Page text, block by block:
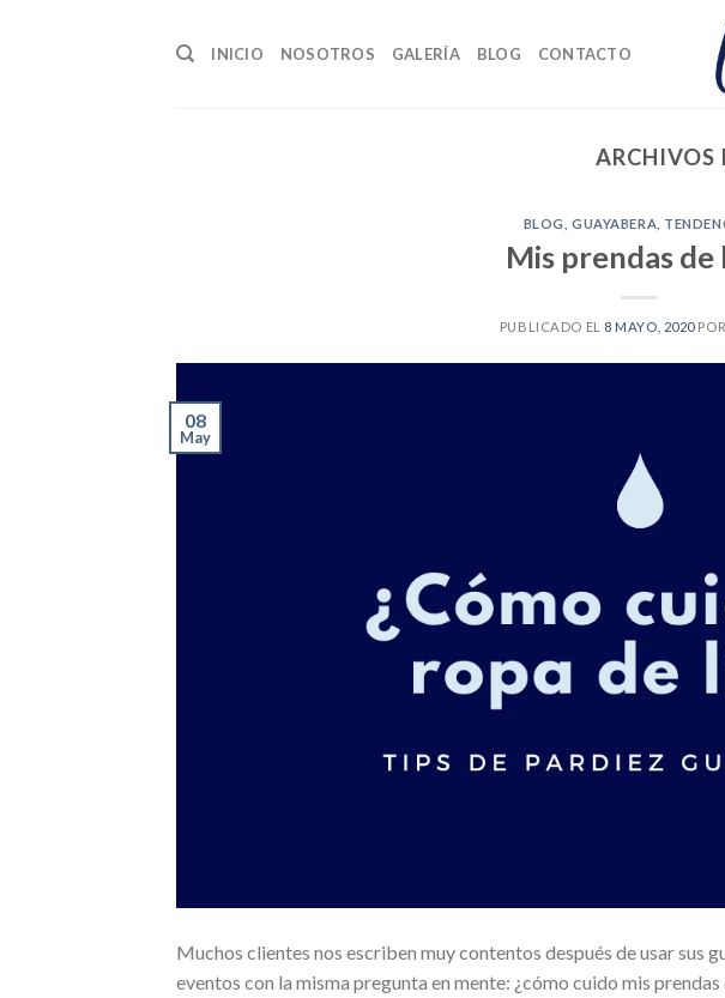
INICIO NOSOTROS GALERÍA BLOG CONTACTO
ARCHIVOS
BLOG ,GUAYABERA
Mis prendas de
PUBLICADO EL 8 MAYO, 2020POR
08
May
Muchos clientes nos escriben muy contentos después de usar sus
eventos con la misma pregunta en mente: ¿cómo cuido mis